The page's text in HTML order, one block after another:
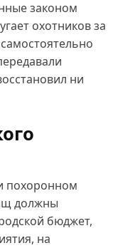
законом
охотников за
ни
похоронном
должны
бюджет,
на